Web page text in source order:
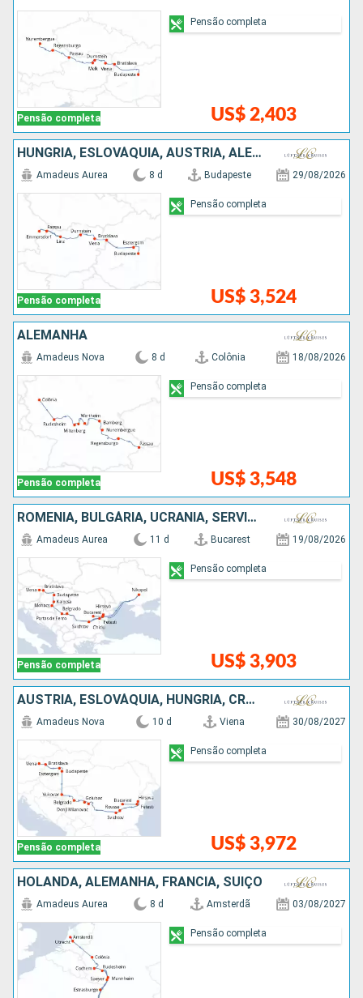
Pensão completa US$ 2,403
Pensão completa
HUNGRIA, ESLOVÁQUIA, AUSTRIA, ALEMANHA
Pensão completa
Amadeus Aurea 8 d Budapeste 29/08/2026
US$ 3,524
Pensão completa
ALEMANHA
Pensão completa
Amadeus Nova 8 d Colônia 18/08/2026
US$ 3,548
Pensão completa
ROMÊNIA, BULGÁRIA, UCRÃNIA, SÉRVIA, HUNGRIA, ESLOVÁQUIA, AUSTRIA
Pensão completa
Amadeus Aurea 11 d Bucarest 19/08/2026
US$ 3,903
Pensão completa
AUSTRIA, ESLOVÁQUIA, HUNGRIA, CROÁCIA, SÉRVIA, BULGÁRIA, ROMÊNIA
Pensão completa
Amadeus Nova 10 d Viena 30/08/2027
US$ 3,972
Pensão completa
HOLANDA, ALEMANHA, FRANCIA, SUÍÇO
Amadeus Aurea 8 d Amsterdã 03/08/2027
Pensão completa